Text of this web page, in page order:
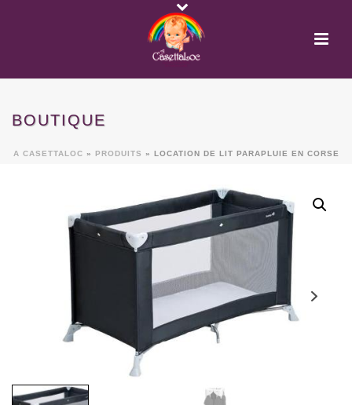
BOUTIQUE
A CASETTALOC » PRODUITS » LOCATION DE LIT PARAPLUIE EN CORSE